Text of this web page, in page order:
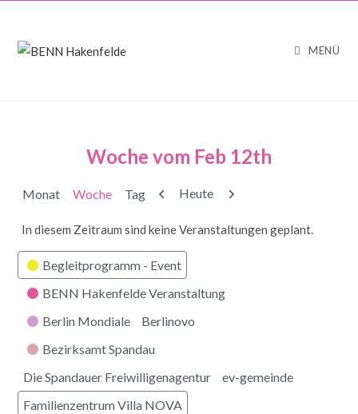
MENÜ
Woche vom Feb 12th
Monat Woche Tag Zurück
Heute Weiter
In diesem Zeitraum sind keine Veranstaltungen geplant.
Kategorien
Begleitprogramm - Event
BENN Hakenfelde Veranstaltung
Berlin Mondiale
Berlinovo
Bezirksamt Spandau
Die Spandauer Freiwilligenagentur
ev-gemeinde
Familienzentrum Villa NOVA